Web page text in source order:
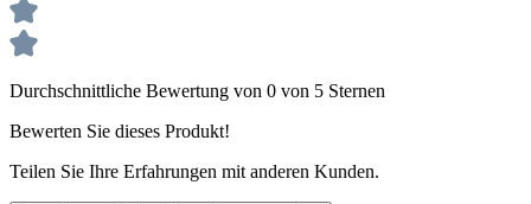
Durchschnittliche Bewertung von 0 von 5 Sternen
Bewerten Sie dieses Produkt!
Teilen Sie Ihre Erfahrungen mit anderen Kunden.